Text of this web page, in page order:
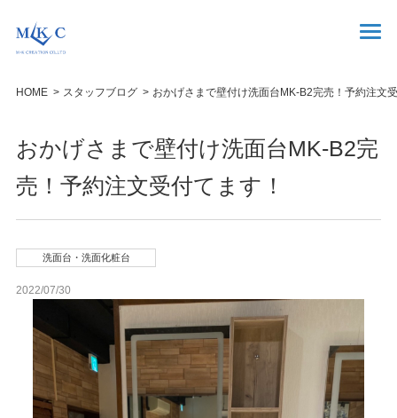
HOME スタッフブログ おかげさまで壁付け洗面台MK-B2完売！予約注文
おかげさまで壁付け洗面台MK-B2完
売！予約注文受付てます！
洗面台・洗面化粧台
2022/07/30